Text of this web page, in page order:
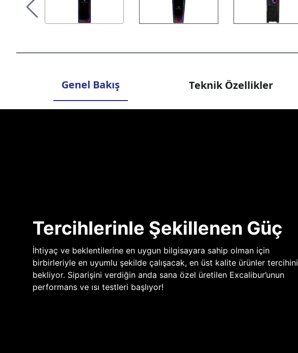
Genel Bakış Teknik Özellikler
Tercihlerinle Şekillenen Güç
İhtiyaç ve beklentilerine en uygun bilgisayara sahip olman için
birbirleriyle en uyumlu şekilde çalışacak, en üst kalite ürünler tercihini
bekliyor. Siparişini verdiğin anda sana özel üretilen Excalibur’unun
performans ve ısı testleri başlıyor!